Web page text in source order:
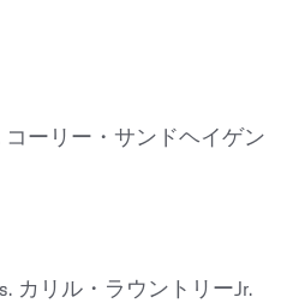
コーリー・サンドヘイゲン
カリル・ラウントリーJr.